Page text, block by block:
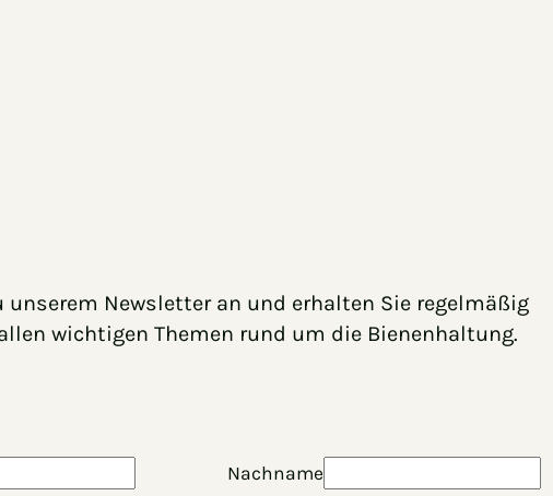
unserem Newsletter an und erhalten Sie regelmäßig
wichtigen Themen rund um die Bienenhaltung.
Nachname